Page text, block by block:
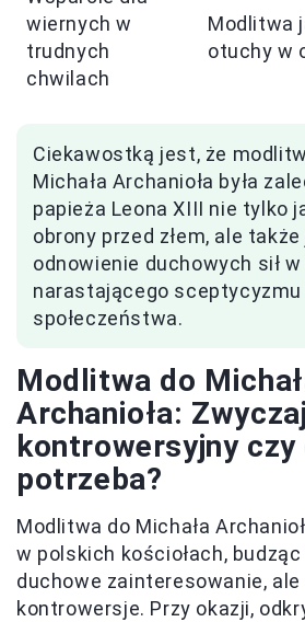
wiernych w
trudnych
chwilach
Modlitwa
otuchy w
Ciekawostką jest, że
Michała Archanioła była
papieża Leona XIII nie tylko
obrony przed złem, ale
odnowienie duchowych sił
narastającego
społeczeństwa.
Modlitwa do
Archanioła: Zwyczaj
kontrowersyjny czy
potrzeba?
Modlitwa do Michała
w polskich kościołach,
duchowe zainteresowanie, ale
kontrowersje. Przy okazji,